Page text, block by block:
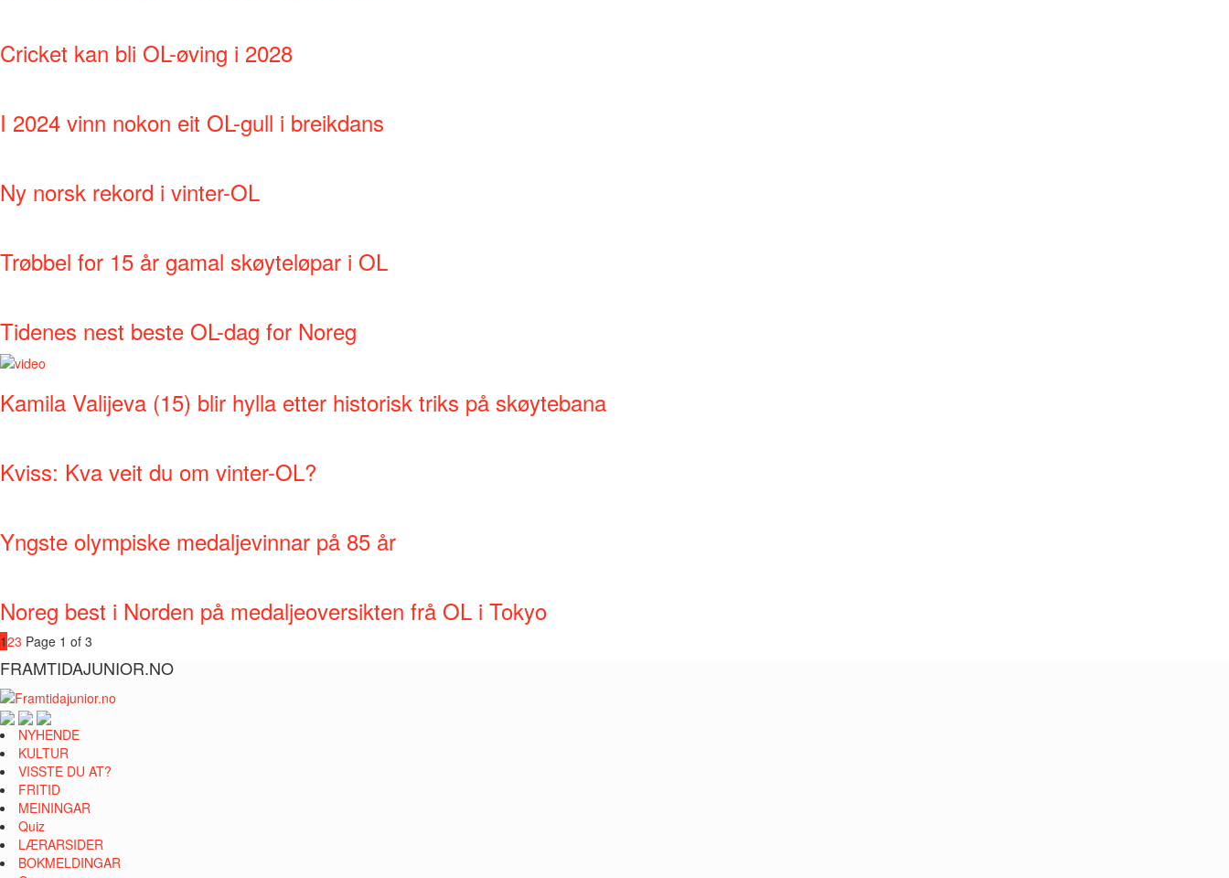
Cricket kan bli OL-øving i 2028
I 2024 vinn nokon eit OL-gull i breikdans
Ny norsk rekord i vinter-OL
Trøbbel for 15 år gamal skøyteløpar i OL
Tidenes nest beste OL-dag for Noreg
Kamila Valijeva (15) blir hylla etter historisk triks på skøytebana
Kviss: Kva veit du om vinter-OL?
Yngste olympiske medaljevinnar på 85 år
Noreg best i Norden på medaljeoversikten frå OL i Tokyo
123 Page 1 of 3
FRAMTIDAJUNIOR.NO
NYHENDE
KULTUR
VISSTE DU AT?
FRITID
MEININGAR
Quiz
LÆRARSIDER
BOKMELDINGAR